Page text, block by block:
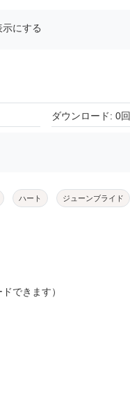
にする
ダウンロード: 0回
ハート ジューンブライド
できます）